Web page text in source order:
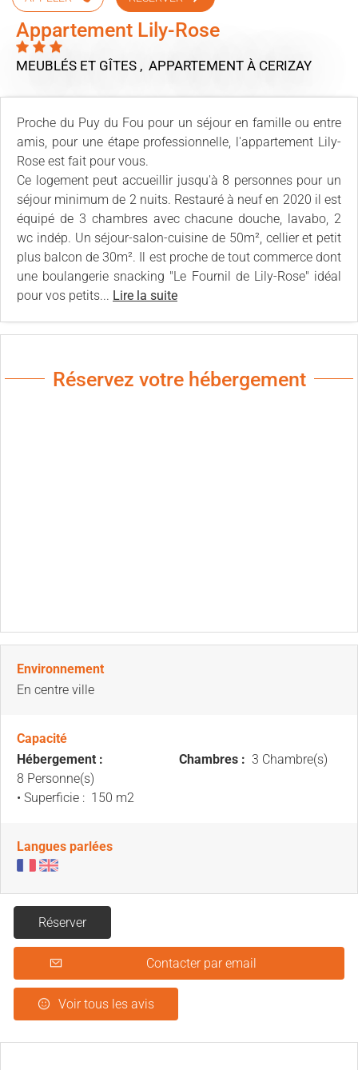
Appartement Lily-Rose
MEUBLÉS ET GÎTES , APPARTEMENT À CERIZAY
Proche du Puy du Fou pour un séjour en famille ou entre
amis, pour une étape professionnelle, l'appartement Lily-
Rose est fait pour vous.
Ce logement peut accueillir jusqu'à 8 personnes pour un
séjour minimum de 2 nuits. Restauré à neuf en 2020 il est
équipé de 3 chambres avec chacune douche, lavabo, 2
wc indép. Un séjour-salon-cuisine de 50m², cellier et petit
plus balcon de 30m². Il est proche de tout commerce dont
une boulangerie snacking "Le Fournil de Lily-Rose" idéal
pour vos petits... Lire la suite
Réservez votre hébergement
Environnement
En centre ville
Capacité
Hébergement :
8 Personne(s)
• Superficie : 150 m2
Chambres : 3 Chambre(s)
Langues parlées
Réserver
Contacter par email
Voir tous les avis